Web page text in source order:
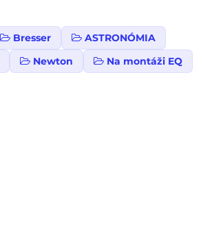
Bresser
ASTRONÓMIA
Newton Na montáži EQ